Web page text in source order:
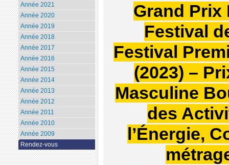
Grand Prix
Festival
Festival
(2023) –
Masculine
des
l’Énergie,
Année 2021
Année 2020
Année 2019
Année 2018
Année 2017
Année 2016
Année 2015
Année 2014
Année 2013
Année 2012
Année 2011
Année 2010
Année 2009
Rendez-vous